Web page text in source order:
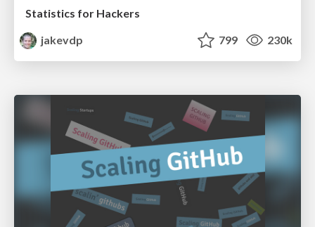
Statistics for Hackers
jakevdp
799 230k